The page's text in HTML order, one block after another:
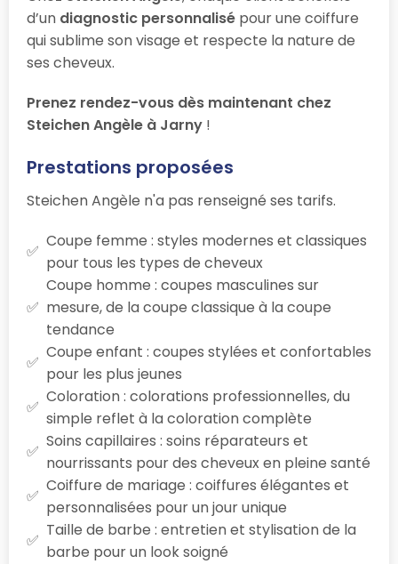
d’un diagnostic personnalisé pour une coiffure
qui sublime son visage et respecte la nature de
ses cheveux.
Prenez rendez-vous dès maintenant chez
Steichen Angèle à Jarny !
Prestations proposées
Steichen Angèle n'a pas renseigné ses tarifs.
Coupe femme : styles modernes et classiques
pour tous les types de cheveux
Coupe homme : coupes masculines sur
mesure, de la coupe classique à la coupe
tendance
Coupe enfant : coupes stylées et confortables
pour les plus jeunes
Coloration : colorations professionnelles, du
simple reflet à la coloration complète
Soins capillaires : soins réparateurs et
nourrissants pour des cheveux en pleine santé
Coiffure de mariage : coiffures élégantes et
personnalisées pour un jour unique
Taille de barbe : entretien et stylisation de la
barbe pour un look soigné